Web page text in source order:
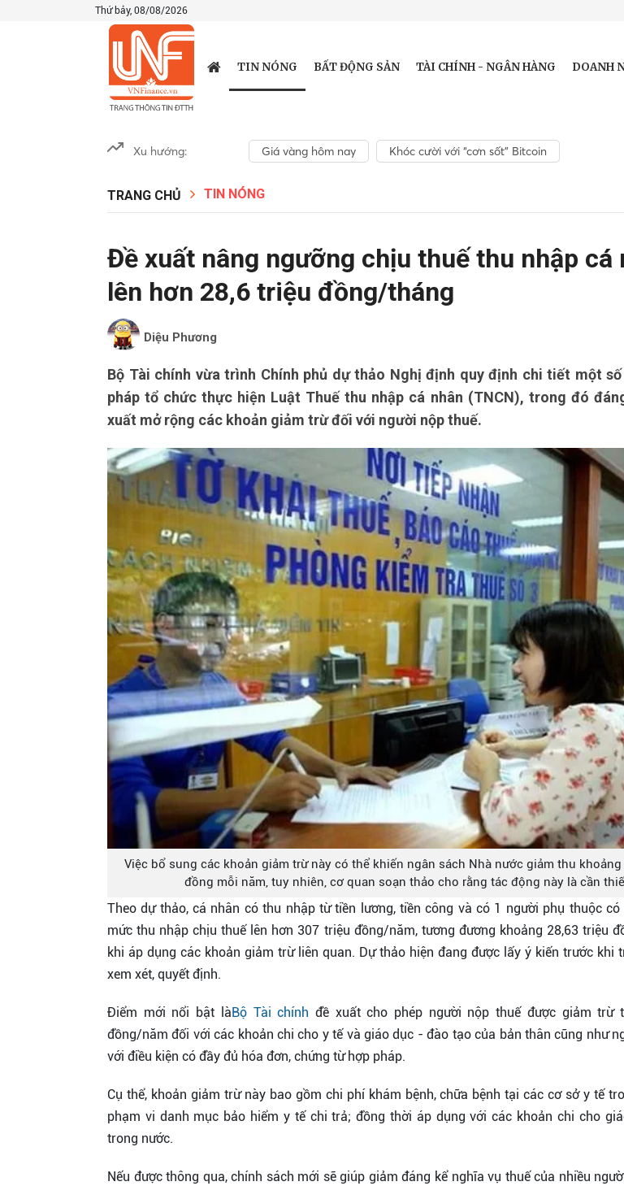
Thứ bảy, 08/08/2026
TIN NÓNG BẤT ĐỘNG SẢN TÀI CHÍNH - NGÂN HÀNG DOANH
Xu hướng: Giá vàng hôm nay Khóc cười với “cơn sốt” Bitcoin
TRANG CHỦ TIN NÓNG
Đề xuất nâng ngưỡng chịu thuế thu nhập cá
lên hơn 28,6 triệu đồng/tháng
Diệu Phương
Bộ Tài chính vừa trình Chính phủ dự thảo Nghị định quy định chi tiết một
pháp tổ chức thực hiện Luật Thuế thu nhập cá nhân (TNCN), trong đó
xuất mở rộng các khoản giảm trừ đối với người nộp thuế.
Việc bổ sung các khoản giảm trừ này có thể khiến ngân sách Nhà nước giảm thu khoảng
đồng mỗi năm, tuy nhiên, cơ quan soạn thảo cho rằng tác động này là cần
Theo dự thảo, cá nhân có thu nhập từ tiền lương, tiền công và có 1 người phụ thuộc có
mức thu nhập chịu thuế lên hơn 307 triệu đồng/năm, tương đương khoảng 28,63 triệu
khi áp dụng các khoản giảm trừ liên quan. Dự thảo hiện đang được lấy ý kiến trước khi
xem xét, quyết định.
Điểm mới nổi bật làBộ Tài chính đề xuất cho phép người nộp thuế được giảm trừ
đồng/năm đối với các khoản chi cho y tế và giáo dục - đào tạo của bản thân cũng như
với điều kiện có đầy đủ hóa đơn, chứng từ hợp pháp.
Cụ thể, khoản giảm trừ này bao gồm chi phí khám bệnh, chữa bệnh tại các cơ sở y tế
phạm vi danh mục bảo hiểm y tế chi trả; đồng thời áp dụng với các khoản chi cho
trong nước.
Nếu được thông qua, chính sách mới sẽ giúp giảm đáng kể nghĩa vụ thuế của nhiều